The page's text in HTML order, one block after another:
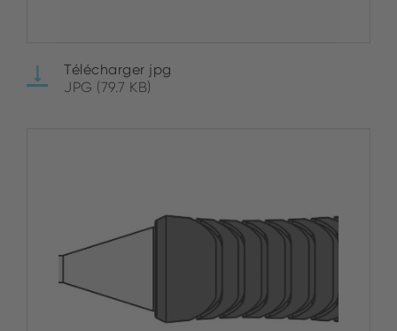
Télécharger jpg
JPG (79.7 KB)